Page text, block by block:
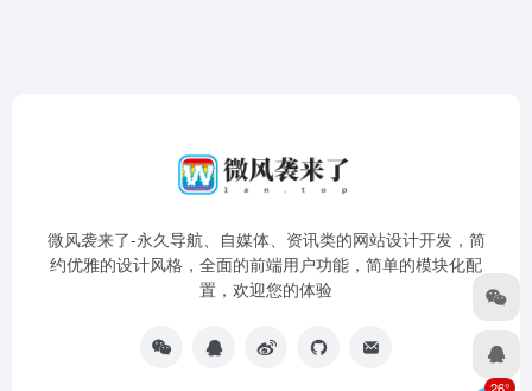
微风袭来了-永久导航、自媒体、资讯类的网站设计开发，简
约优雅的设计风格，全面的前端用户功能，简单的模块化配
置，欢迎您的体验